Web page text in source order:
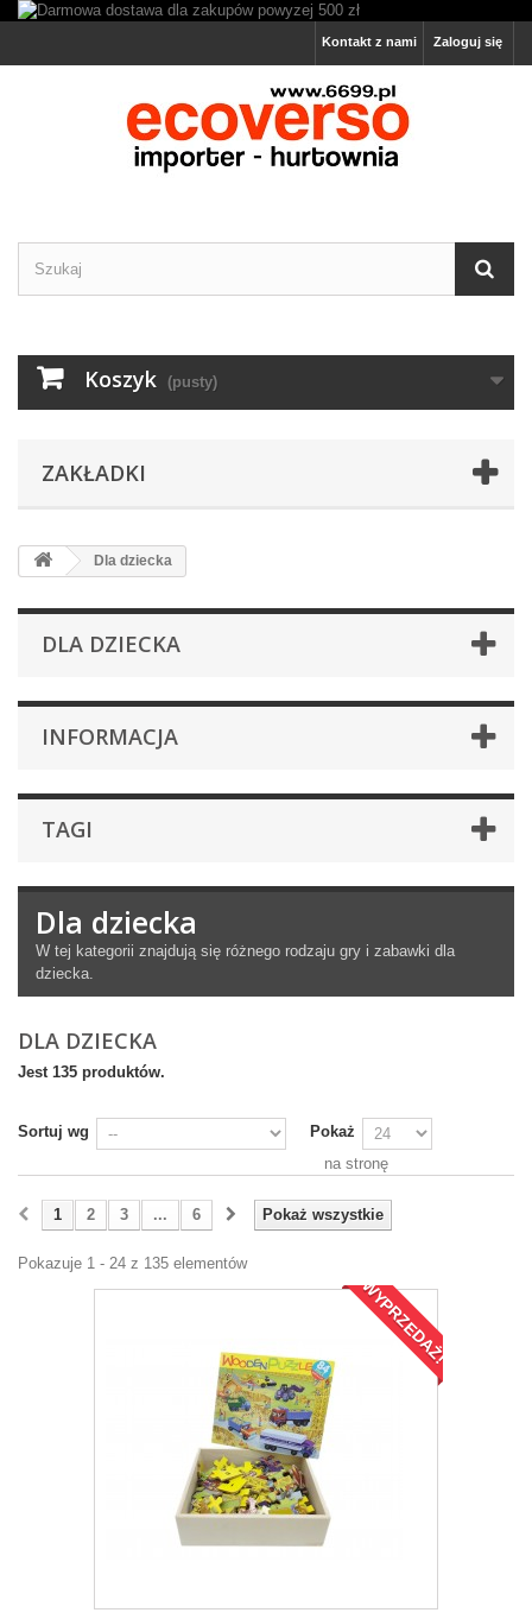
Zaloguj się
Kontakt z nami
Koszyk (pusty)
ZAKŁADKI
Dla dziecka
DLA DZIECKA
INFORMACJA
TAGI
Dla dziecka
W tej kategorii znajdują się różnego rodzaju gry i zabawki dla
dziecka.
DLA DZIECKA
Jest 135 produktów.
Sortuj wg
Pokaż
na stronę
Pokaż wszystkie
1 2 3 ... 6
Pokazuje 1 - 24 z 135 elementów
WYPRZEDAŻ!